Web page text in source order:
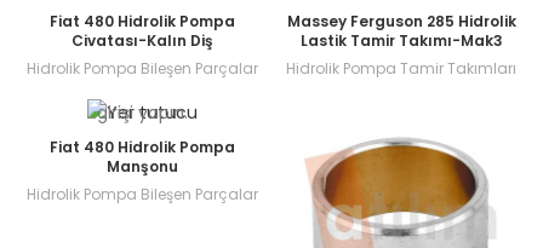
Fiat 480 Hidrolik Pompa
Civatası-Kalın Diş
Hidrolik Pompa Bileşen Parçalar
Massey Ferguson 285 Hidrolik
Lastik Tamir Takımı-Mak3
Hidrolik Pompa Tamir Takımları
girişi yapın.
Fiat 480 Hidrolik Pompa
Manşonu
Hidrolik Pompa Bileşen Parçalar